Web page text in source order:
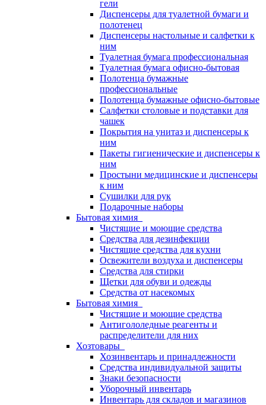
гели
Диспенсеры для туалетной бумаги и
полотенец
Диспенсеры настольные и салфетки к
ним
Туалетная бумага профессиональная
Туалетная бумага офисно-бытовая
Полотенца бумажные
профессиональные
Полотенца бумажные офисно-бытовые
Салфетки столовые и подставки для
чашек
Покрытия на унитаз и диспенсеры к
ним
Пакеты гигиенические и диспенсеры к
ним
Простыни медицинские и диспенсеры
к ним
Сушилки для рук
Подарочные наборы
Бытовая химия
Чистящие и моющие средства
Средства для дезинфекции
Чистящие средства для кухни
Освежители воздуха и диспенсеры
Средства для стирки
Щетки для обуви и одежды
Средства от насекомых
Бытовая химия
Чистящие и моющие средства
Антигололедные реагенты и
распределители для них
Хозтовары
Хозинвентарь и принадлежности
Средства индивидуальной защиты
Знаки безопасности
Уборочный инвентарь
Инвентарь для складов и магазинов